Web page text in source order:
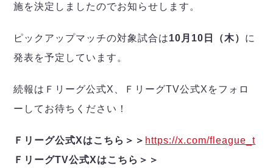
フウガドールすみだ
立川アスレティックFC
ペスカドーラ町田
ボアルース長野
名古屋オーシャンズ
ボルクバレット北九州
バサジィ大分
FOLLOW US!
施を決定しましたのでお知らせします。
ピックアップマッチの対象試合は10月10日（木） に
発表を予定しています。
続報はＦリーグ公式X、ＦリーグTV公式Xをフォロ
ーしてお待ちください！
Ｆリーグ公式Xはこちら＞＞ https://x.com/fleague_t
ＦリーグTV公式Xはこちら＞＞